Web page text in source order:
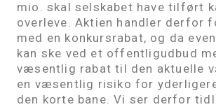
mio. skal selskabet have tilført
overleve. Aktien handler derfor
med en konkursrabat, og da
kan ske ved et offentligudbud
væsentlig rabat til den aktuelle
en væsentlig risiko for
den korte bane. Vi ser derfor